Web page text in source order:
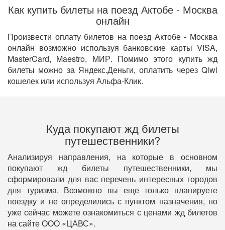
Как купить билеты на поезд Актобе - Москва
онлайн
Произвести оплату билетов на поезд Актобе - Москва
онлайн возможно используя банковские карты VISA,
MasterCard, Maestro, МИР. Помимо этого купить жд
билеты можно за Яндекс.Деньги, оплатить через Qiwi
кошелек или используя Альфа-Клик.
Куда покупают жд билеты
путешественники?
Анализируя направления, на которые в основном
покупают жд билеты путешественники, мы
сформировали для вас перечень интересных городов
для туризма. Возможно вы еще только планируете
поездку и не определились с пунктом назначения, но
уже сейчас можете ознакомиться с ценами жд билетов
на сайте ООО «ЦАВС».